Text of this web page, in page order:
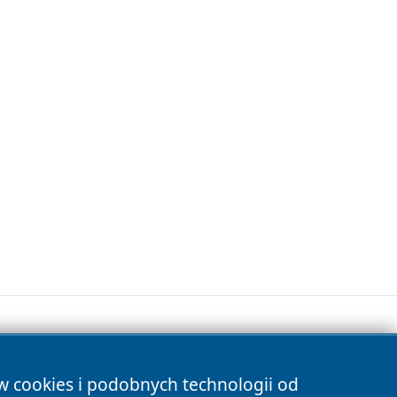
cookies i podobnych technologii od